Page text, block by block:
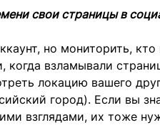
свои страницы в
но мониторить,
когда взламывали
локацию вашего
город). Если вы
взглядами, их тоже